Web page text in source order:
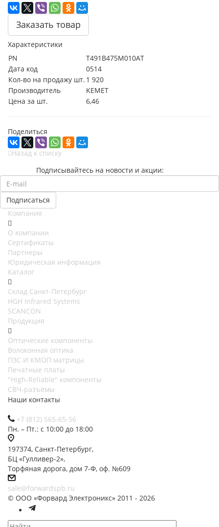
Заказать товар
Характеристики
PN
T491B475M010AT
Дата код
0514
Кол-во на продажу шт. 1 920
Производитель
KEMET
Цена за шт.
6,46
Поделиться
Назад к списку
Подписывайтесь на новости и акции:
Компания
О компании
Сертификаты
Партнеры
Юридическая информация
Каталог
Cклад Санкт-Петербург
HGH Infrared Systems
SCANCON
Продукция
Оптические компоненты
Волоконная оптика
ПЗС И КМОП матрицы
Печатные платы
"High-Reliable" компоненты
СВЧ-разъёмы
Наши контакты
+7 (812) 565-65-56
Пн. – Пт.: с 10:00 до 18:00
197374, Санкт-Петербург,
БЦ «Гулливер-2»,
Торфяная дорога, дом 7-Ф, оф. №609
sale@forwardspb.ru
© ООО «Форвард Электроникс» 2011 - 2026